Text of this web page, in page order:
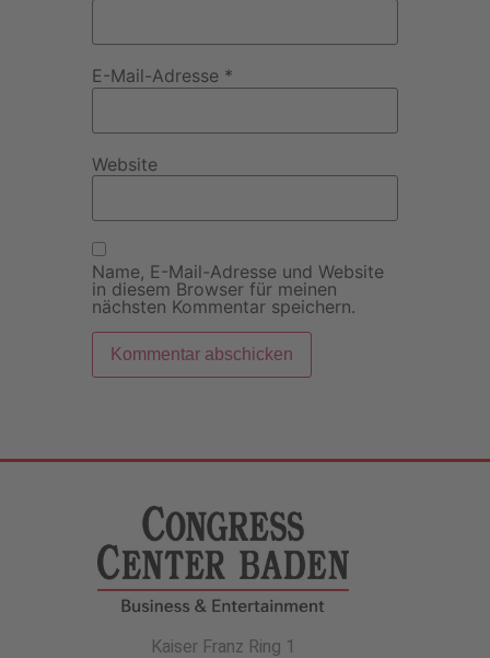
E-Mail-Adresse *
Website
Name, E-Mail-Adresse und Website
in diesem Browser für meinen
nächsten Kommentar speichern.
Kaiser Franz Ring 1